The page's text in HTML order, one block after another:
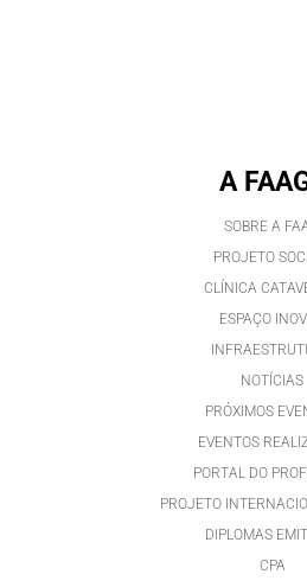
A
SOBRE A
PROJETO
CLÍNICA
ESPAÇO
NOTÍCIAS
PRÓXIMOS
EVENTOS
PORTAL DO
PROJETO
DIPLOMAS
CPA